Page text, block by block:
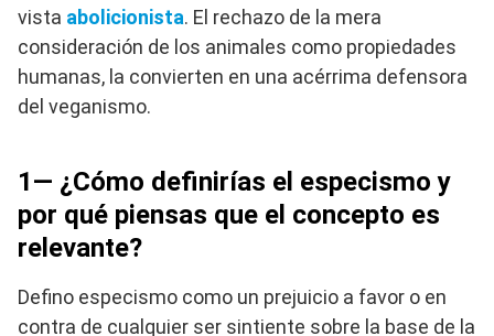
vista abolicionista. El rechazo de la mera
consideración de los animales como propiedades
humanas, la convierten en una acérrima defensora
del veganismo.
1— ¿Cómo definirías el especismo y
por qué piensas que el concepto es
relevante?
Defino especismo como un prejuicio a favor o en
contra de cualquier ser sintiente sobre la base de la